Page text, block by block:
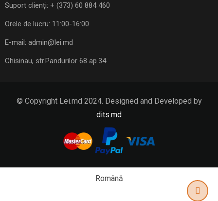
Suport clienți: + (373) 60 884 460
Orele de lucru: 11:00-16:00
E-mail: admin@lei.md
Chisinau, str.Pandurilor 68 ap.34
© Copyright Lei.md 2024. Designed and Developed by
dits.md
Română